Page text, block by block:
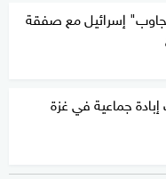
تجاوب" إسرائيل مع صفقة
جماعية في غزة